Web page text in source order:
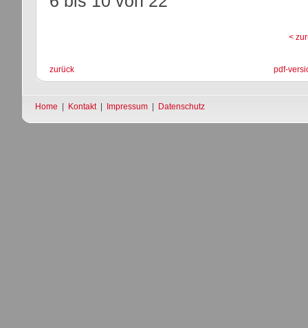
<
zurück pdf-
Home | Kontakt| Impressum | Datenschutz